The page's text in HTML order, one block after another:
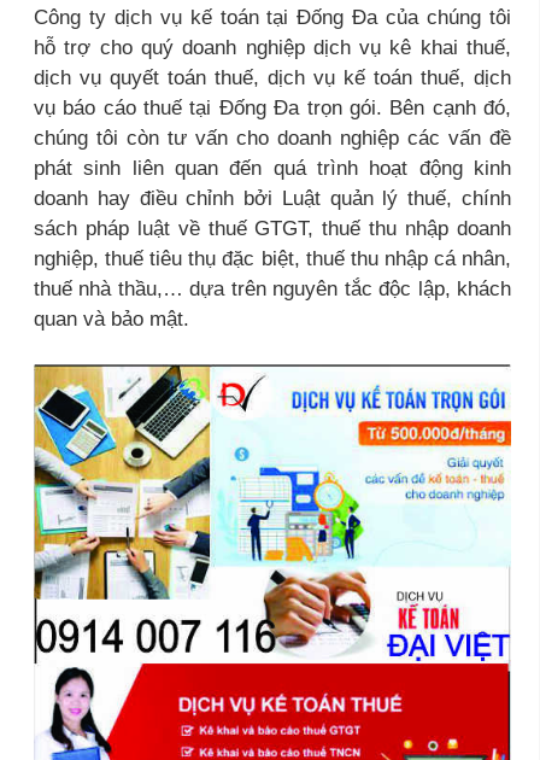
Công ty dịch vụ kế toán tại Đống Đa của chúng tôi
hỗ trợ cho quý doanh nghiệp dịch vụ kê khai thuế,
dịch vụ quyết toán thuế, dịch vụ kế toán thuế, dịch
vụ báo cáo thuế tại Đống Đa trọn gói. Bên cạnh đó,
chúng tôi còn tư vấn cho doanh nghiệp các vấn đề
phát sinh liên quan đến quá trình hoạt động kinh
doanh hay điều chỉnh bởi Luật quản lý thuế, chính
sách pháp luật về thuế GTGT, thuế thu nhập doanh
nghiệp, thuế tiêu thụ đặc biệt, thuế thu nhập cá nhân,
thuế nhà thầu,… dựa trên nguyên tắc độc lập, khách
quan và bảo mật.